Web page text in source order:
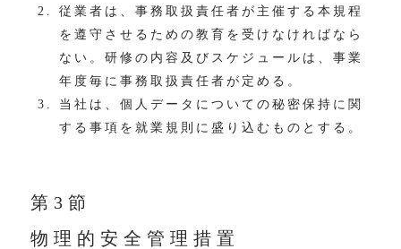
従業者は、事務取扱責任者が主催する本規程
を遵守させるための教育を受けなければなら
ない。研修の内容及びスケジュールは、事業
年度毎に事務取扱責任者が定める。
当社は、個人データについての秘密保持に関
する事項を就業規則に盛り込むものとする。
第3節
物理的安全管理措置